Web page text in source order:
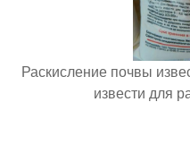
Раскисление почвы
извести для